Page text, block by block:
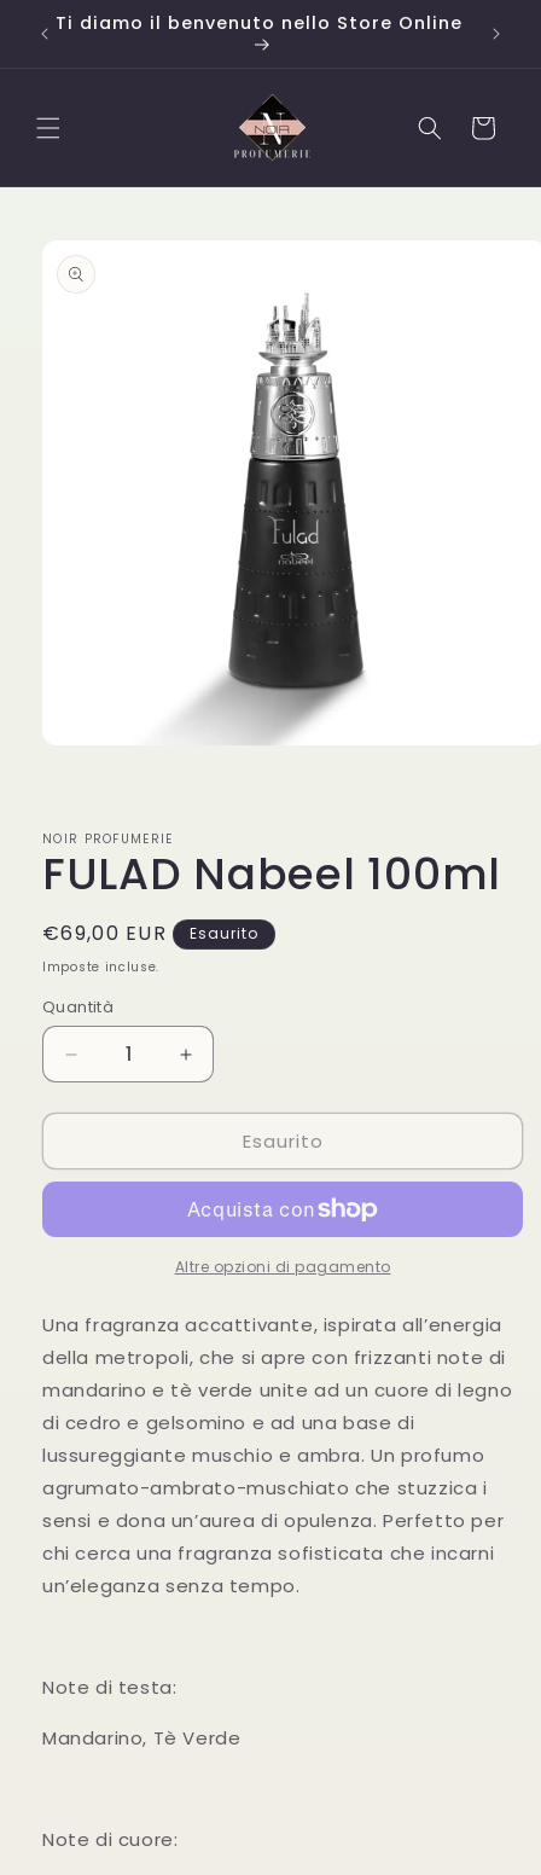
direttamente
ai contenuti
Ti diamo il benvenuto nello Store Online
Carrello
prodotto
finestra
modale
NOIR PROFUMERIE
FULAD Nabeel 100ml
Prezzo
di
€69,00 EUR Esaurito
Imposte incluse.
Quantità
Diminuisci
quantità
per
Nabeel
Aumenta
quantità
per
FULAD
Nabeel
Esaurito
Altre opzioni di pagamento
Una fragranza accattivante, ispirata all’energia
della metropoli, che si apre con frizzanti note di
mandarino e tè verde unite ad un cuore di legno
di cedro e gelsomino e ad una base di
lussureggiante muschio e ambra. Un profumo
agrumato-ambrato-muschiato che stuzzica i
sensi e dona un’aurea di opulenza. Perfetto per
chi cerca una fragranza sofisticata che incarni
un’eleganza senza tempo.
Note di testa:
Mandarino, Tè Verde
Note di cuore: